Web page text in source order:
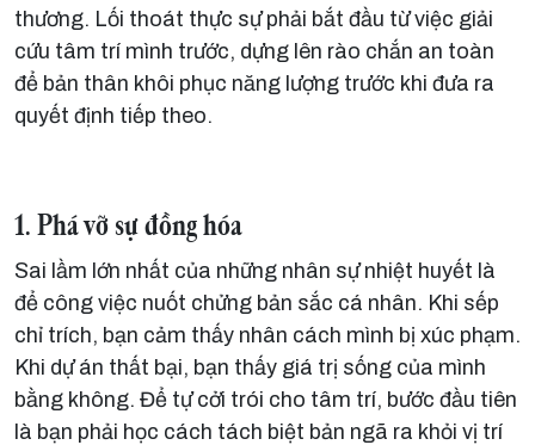
thương. Lối thoát thực sự phải bắt đầu từ việc giải
cứu tâm trí mình trước, dựng lên rào chắn an toàn
để bản thân khôi phục năng lượng trước khi đưa ra
quyết định tiếp theo.
1. Phá vỡ sự đồng hóa
Sai lầm lớn nhất của những nhân sự nhiệt huyết là
để công việc nuốt chửng bản sắc cá nhân. Khi sếp
chỉ trích, bạn cảm thấy nhân cách mình bị xúc phạm.
Khi dự án thất bại, bạn thấy giá trị sống của mình
bằng không. Để tự cởi trói cho tâm trí, bước đầu tiên
là bạn phải học cách tách biệt bản ngã ra khỏi vị trí